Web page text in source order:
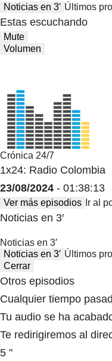
Noticias en 3′ Últimos
Estas escuchando
Mute
Volumen
Crónica 24/7
1x24: Radio Colombia
23/08/2024 - 01:38:13
Ver más episodios Ir al
Noticias en 3′
Noticias en 3′
Noticias en 3′ Últimos
Cerrar
Otros episodios
Cualquier tiempo
Tu audio se ha
Te redirigiremos al
5 "